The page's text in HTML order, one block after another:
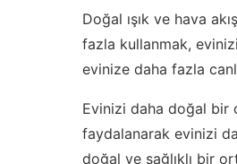
Doğal ışık ve hava
fazla kullanmak,
evinize daha fazla
Evinizi daha doğal bir
faydalanarak evinizi
doğal ve sağlıklı bir